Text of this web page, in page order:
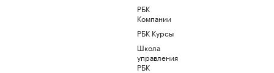
РБК
Компании
РБК Курсы
Школа
управления
РБК